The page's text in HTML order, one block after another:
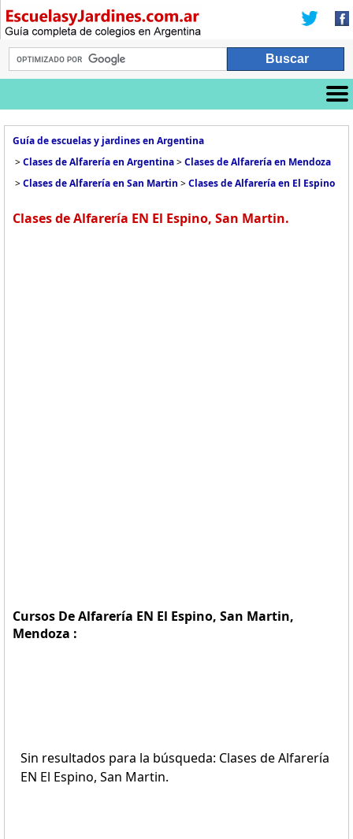
Guía de escuelas y jardines en Argentina
>Clases de Alfarería en Argentina>Clases de Alfarería en Mendoza
>Clases de Alfarería en San Martin >Clases de Alfarería en El Espino
Clases de Alfarería EN El Espino, San Martin.
Cursos De Alfarería EN El Espino, San Martin,
Mendoza :
Sin resultados para la búsqueda: Clases de Alfarería
EN El Espino, San Martin.